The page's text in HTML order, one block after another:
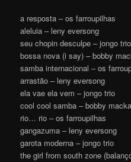
a resposta – os farroupilhas
aleluia – leny eversong
seu chopin desculpe – jongo trio
bossa nova (i say) – bobby
samba internacional – os
arrastão – leny eversong
ela vae ela vem – jongo trio
cool cool samba – bobby
rio… rio – os farroupilhas
gangazuma – leny eversong
garota moderna – jongo trio
the girl from south zone